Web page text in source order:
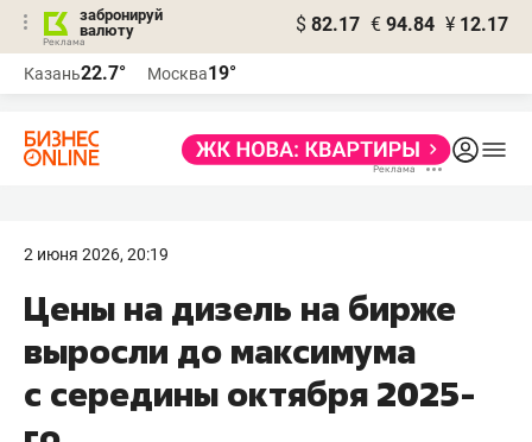
забронируй
валюту
$ 82.17 € 94.84 ¥ 12.17
Казань22.7° Москва19°
2 июня 2026, 20:19
Цены на дизель на бирже
выросли до максимума
с середины октября 2025-